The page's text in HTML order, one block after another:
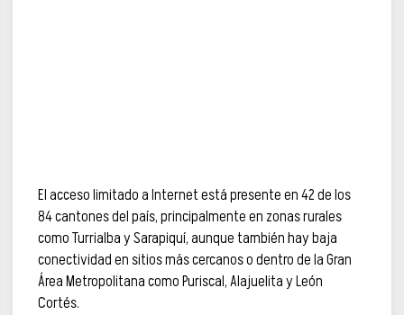
El acceso limitado a Internet está presente en 42 de los
84 cantones del país, principalmente en zonas rurales
como Turrialba y Sarapiquí, aunque también hay baja
conectividad en sitios más cercanos o dentro de la Gran
Área Metropolitana como Puriscal, Alajuelita y León
Cortés.